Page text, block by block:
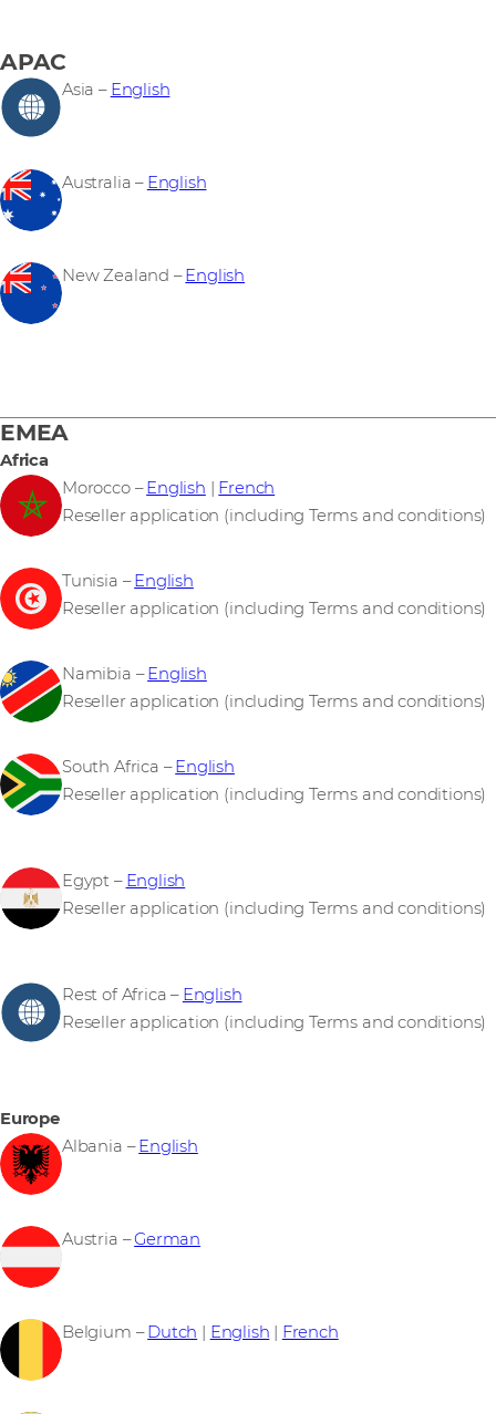
APAC
Asia – English
Australia – English
New Zealand –English
EMEA
Africa
Morocco –English | French
Reseller application (including Terms and conditions)
Tunisia –English
Reseller application (including Terms and conditions)
Namibia –English
Reseller application (including Terms and conditions)
South Africa –English
Reseller application (including Terms and conditions)
Egypt – English
Reseller application (including Terms and conditions)
Rest of Africa – English
Reseller application (including Terms and conditions)
Europe
Albania –English
Austria –German
Belgium –Dutch | English | French